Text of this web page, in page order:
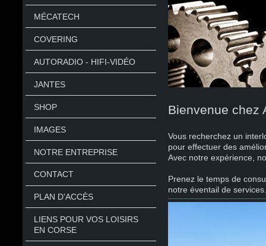
MÉCATECH
COVERING
AUTORADIO - HIFI-VIDÉO
JANTES
SHOP
IMAGES
NOTRE ENTREPRISE
CONTACT
PLAN D'ACCÈS
LIENS POUR VOS LOISIRS
EN CORSE
Bienvenue chez
Vous recherchez un
pour effectuer des
Avec notre expérience,
Prenez le temps de
notre éventail de